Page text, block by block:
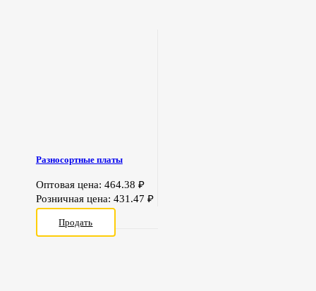
Разносортные платы
Оптовая цена: 464.38 ₽
Розничная цена: 431.47 ₽
Продать